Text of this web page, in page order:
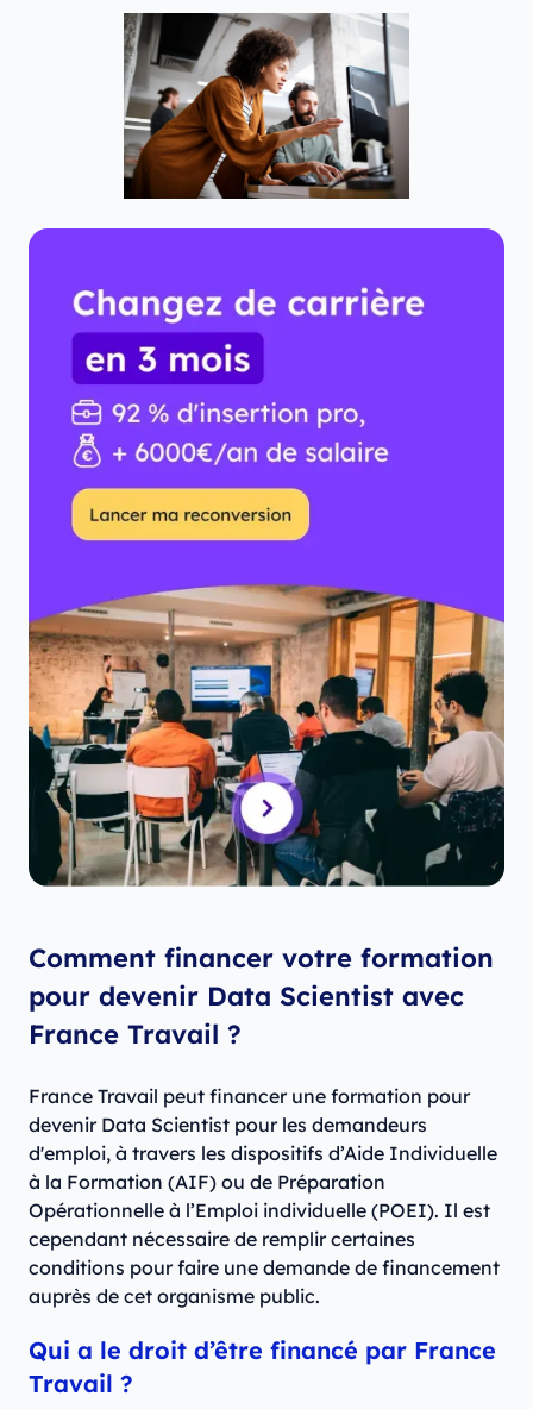
Comment financer votre formation
pour devenir Data Scientist avec
France Travail ?
France Travail peut financer une formation pour
devenir Data Scientist pour les demandeurs
d'emploi, à travers les dispositifs d’Aide Individuelle
à la Formation (AIF) ou de Préparation
Opérationnelle à l’Emploi individuelle (POEI). Il est
cependant nécessaire de remplir certaines
conditions pour faire une demande de financement
auprès de cet organisme public.
Qui a le droit d’être financé par France
Travail ?